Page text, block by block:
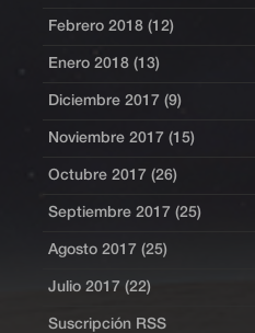
Febrero 2018 (12)
Enero 2018 (13)
Diciembre 2017 (9)
Noviembre 2017 (15)
Octubre 2017 (26)
Septiembre 2017 (25)
Agosto 2017 (25)
Julio 2017 (22)
Suscripción RSS